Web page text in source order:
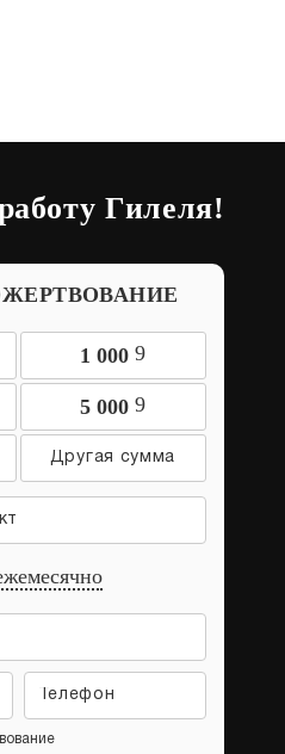
Гилеля!
1 000 9
5 000 9